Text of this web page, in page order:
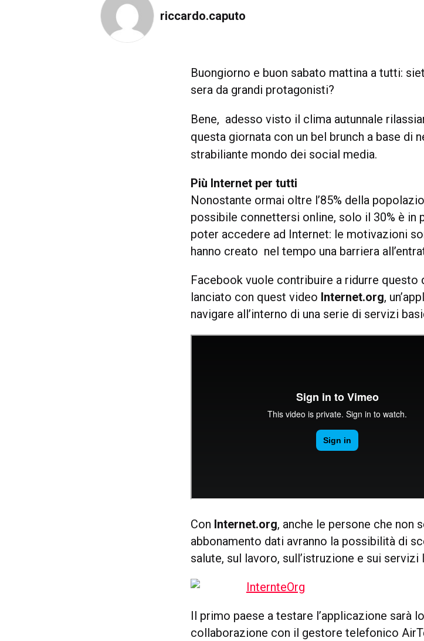
riccardo.caputo
Buongiorno e buon sabato mattina a tutti:
sera da grandi protagonisti?
Bene, adesso visto il clima autunnale
questa giornata con un bel brunch a base di
strabiliante mondo dei social media.
Più Internet per tutti
Nonostante ormai oltre l’85% della
possibile connettersi online, solo il 30% è in
poter accedere ad Internet: le motivazioni
hanno creato nel tempo una barriera
Facebook vuole contribuire a ridurre questo
lanciato con quest video Internet.org,
navigare all’interno di una serie di servizi
Con Internet.org, anche le persone che non
abbonamento dati avranno la possibilità di
salute, sul lavoro, sull’istruzione e sui servizi
Il primo paese a testare l’applicazione sarà lo
collaborazione con il gestore telefonico